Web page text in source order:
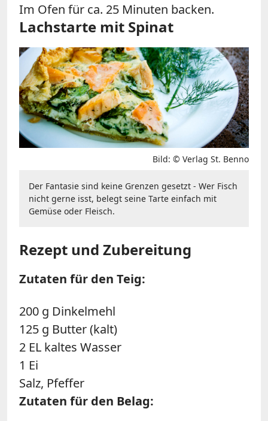
Im Ofen für ca. 25 Minuten backen.
Lachstarte mit Spinat
Bild: © Verlag St. Benno
Der Fantasie sind keine Grenzen gesetzt - Wer Fisch
nicht gerne isst, belegt seine Tarte einfach mit
Gemüse oder Fleisch.
Rezept und Zubereitung
Zutaten für den Teig:
200 g Dinkelmehl
125 g Butter (kalt)
2 EL kaltes Wasser
1 Ei
Salz, Pfeffer
Zutaten für den Belag: